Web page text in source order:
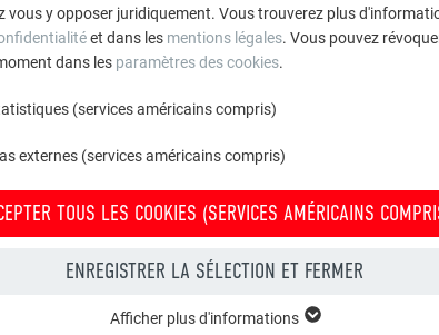
vous y opposer juridiquement. Vous trouverez plus
et dans les mentions légales. Vous pouvez
dans les paramètres des cookies.
(services américains compris)
externes (services américains compris)
TOUS LES COOKIES (SERVICES AMÉRICAINS
ENREGISTRER LA SÉLECTION ET FERMER
Afficher plus d'informations